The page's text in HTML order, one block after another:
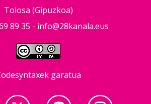
Tolosa (Gipuzkoa)
89 35 - info@28kanala.eus
garatua